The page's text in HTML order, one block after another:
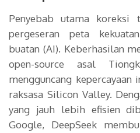
Penyebab utama
pergeseran peta
buatan (AI). Keberhasilan
open-source asal
mengguncang kepercayaan
raksasa Silicon Valley.
yang jauh lebih efisien
Google, DeepSeek